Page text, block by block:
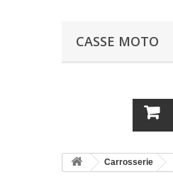
CASSE MOTO
Carrosserie